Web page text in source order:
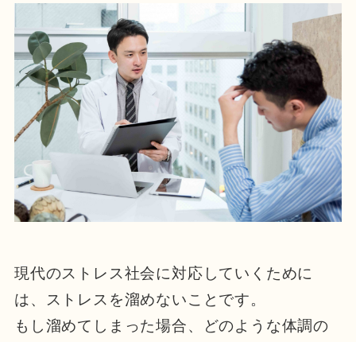
現代のストレス社会に対応していくために
は、ストレスを溜めないことです。
もし溜めてしまった場合、どのような体調の